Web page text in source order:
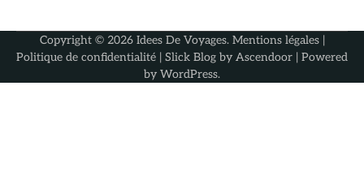
Copyright © 2026 Idees De Voyages. Mentions légales|
Politique de confidentialité | Slick Blog by Ascendoor | Powered
by WordPress.